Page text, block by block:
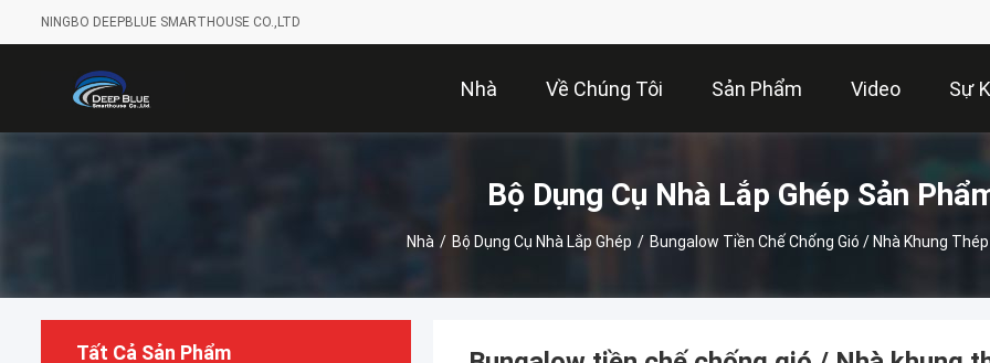
NINGBO DEEPBLUE SMARTHOUSE CO.,LTD
Nhà Về Chúng Tôi Sản Phẩm Video Sự
Bộ Dụng Cụ Nhà Lắp Ghép Sản
Nhà / Bộ Dụng Cụ Nhà Lắp Ghép / Bungalow Tiền Chế Chống Gió / Nhà Khung
Tất Cả Sản Phẩm